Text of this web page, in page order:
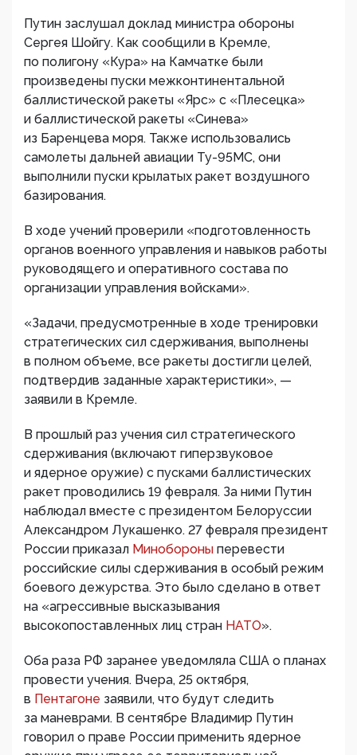
Путин заслушал доклад министра обороны
Сергея Шойгу. Как сообщили в Кремле,
по полигону «Кура» на Камчатке были
произведены пуски межконтинентальной
баллистической ракеты «Ярс» с «Плесецка»
и баллистической ракеты «Синева»
из Баренцева моря. Также использовались
самолеты дальней авиации Ту-95МС, они
выполнили пуски крылатых ракет воздушного
базирования.
В ходе учений проверили «подготовленность
органов военного управления и навыков работы
руководящего и оперативного состава по
организации управления войсками».
«Задачи, предусмотренные в ходе тренировки
стратегических сил сдерживания, выполнены
в полном объеме, все ракеты достигли целей,
подтвердив заданные характеристики», —
заявили в Кремле.
В прошлый раз учения сил стратегического
сдерживания (включают гиперзвуковое
и ядерное оружие) с пусками баллистических
ракет проводились 19 февраля. За ними Путин
наблюдал вместе с президентом Белоруссии
Александром Лукашенко. 27 февраля президент
России приказал Минобороны перевести
российские силы сдерживания в особый режим
боевого дежурства. Это было сделано в ответ
на «агрессивные высказывания
высокопоставленных лиц стран НАТО».
Оба раза РФ заранее уведомляла США о планах
провести учения. Вчера, 25 октября,
в Пентагоне заявили, что будут следить
за маневрами. В сентябре Владимир Путин
говорил о праве России применить ядерное